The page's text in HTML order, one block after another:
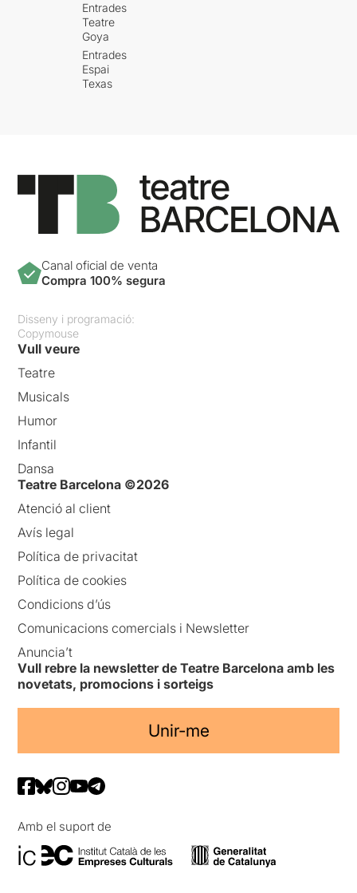
Entrades
Teatre
Goya
Entrades
Espai
Texas
Canal oficial de venta
Compra 100% segura
Disseny i programació:
Copymouse
Vull veure
Teatre
Musicals
Humor
Infantil
Dansa
Teatre Barcelona ©2026
Atenció al client
Avís legal
Política de privacitat
Política de cookies
Condicions d’ús
Comunicacions comercials i Newsletter
Anuncia’t
Vull rebre la newsletter de Teatre Barcelona amb les
novetats, promocions i sorteigs
Unir-me
Amb el suport de